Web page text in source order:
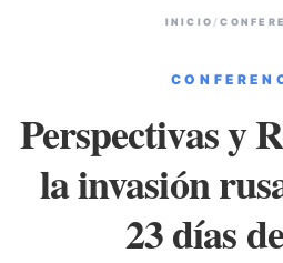
INICIO /
Perspectivas y
la invasión
23 días